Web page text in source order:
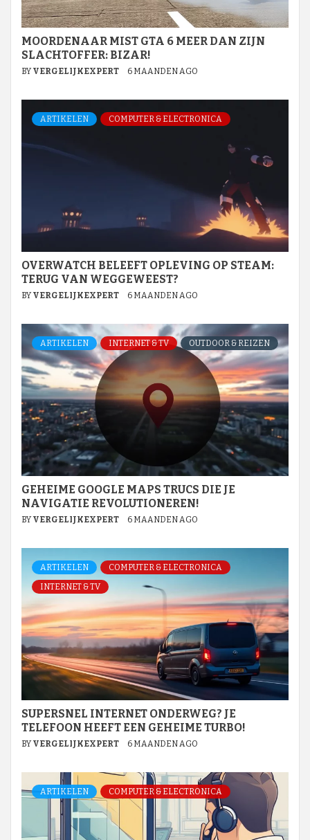
MOORDENAAR MIST GTA 6 MEER DAN ZIJN
SLACHTOFFER: BIZAR!
BY VERGELIJKEXPERT 6 MAANDEN AGO
ARTIKELEN COMPUTER & ELECTRONICA
OVERWATCH BELEEFT OPLEVING OP STEAM:
TERUG VAN WEGGEWEEST?
BY VERGELIJKEXPERT 6 MAANDEN AGO
ARTIKELEN INTERNET & TV OUTDOOR & REIZEN
GEHEIME GOOGLE MAPS TRUCS DIE JE
NAVIGATIE REVOLUTIONEREN!
BY VERGELIJKEXPERT 6 MAANDEN AGO
ARTIKELEN
COMPUTER & ELECTRONICA
INTERNET & TV
SUPERSNEL INTERNET ONDERWEG? JE
TELEFOON HEEFT EEN GEHEIME TURBO!
BY VERGELIJKEXPERT 6 MAANDEN AGO
ARTIKELEN COMPUTER & ELECTRONICA